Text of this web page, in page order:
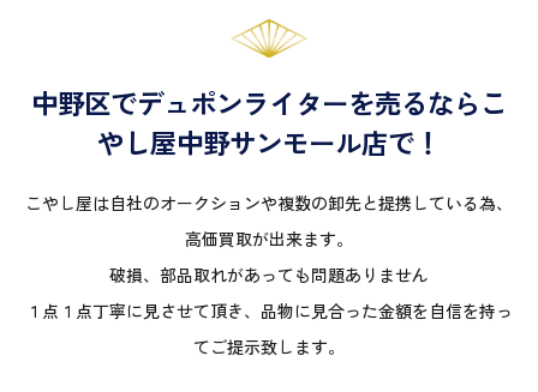
中野区でデュポンライターを売るならこ
やし屋中野サンモール店で！
こやし屋は自社のオークションや複数の卸先と提携している為、
高価買取が出来ます。
破損、部品取れがあっても問題ありません
１点１点丁寧に見させて頂き、品物に見合った金額を自信を持っ
てご提示致します。